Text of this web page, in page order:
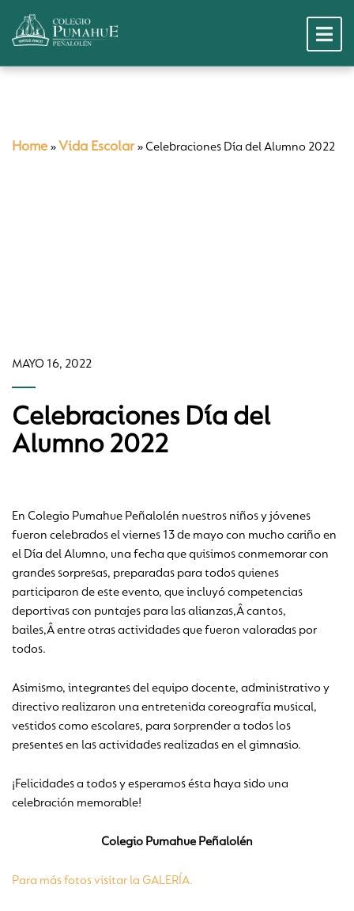
Home » Vida Escolar» Celebraciones Día del Alumno 2022
MAYO 16, 2022
Celebraciones Día del
Alumno 2022
En Colegio Pumahue Peñalolén nuestros niños y jóvenes
fueron celebrados el viernes 13 de mayo con mucho cariño en
el Día del Alumno, una fecha que quisimos conmemorar con
grandes sorpresas, preparadas para todos quienes
participaron de este evento, que incluyó competencias
deportivas con puntajes para las alianzas,Â cantos,
bailes,Â entre otras actividades que fueron valoradas por
todos.
Asimismo, integrantes del equipo docente, administrativo y
directivo realizaron una entretenida coreografía musical,
vestidos como escolares, para sorprender a todos los
presentes en las actividades realizadas en el gimnasio.
¡Felicidades a todos y esperamos ésta haya sido una
celebración memorable!
Colegio Pumahue Peñalolén
Para más fotos visitar la GALERÍA.